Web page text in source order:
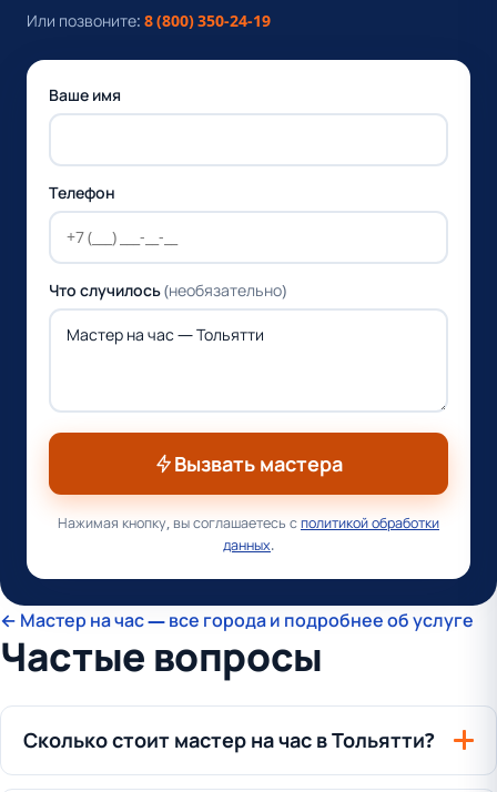
Или позвоните: 8 (800) 350-24-19
Ваше имя
Телефон
Что случилось(необязательно)
Вызвать мастера
Нажимая кнопку, вы соглашаетесь сполитикой обработки
данных.
← Мастер на час — все города и подробнее об услуге
Частые вопросы
Сколько стоит мастер на час в Тольятти?